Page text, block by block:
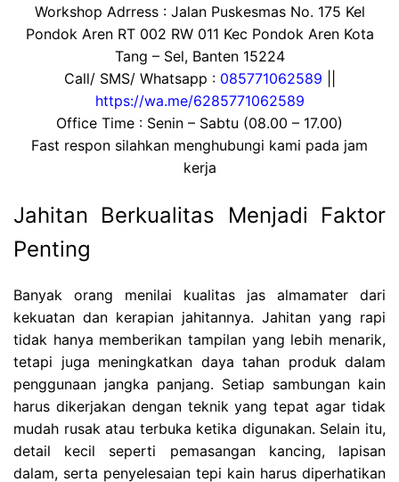
Workshop Adrress : Jalan Puskesmas No. 175 Kel
Pondok Aren RT 002 RW 011 Kec Pondok Aren Kota
Tang – Sel, Banten 15224
Call/ SMS/ Whatsapp : 085771062589
https://wa.me/6285771062589
Office Time : Senin – Sabtu (08.00 – 17.00)
Fast respon silahkan menghubungi kami pada jam
kerja
Jahitan Berkualitas Menjadi Faktor
Penting
Banyak orang menilai kualitas jas almamater dari
kekuatan dan kerapian jahitannya. Jahitan yang rapi
tidak hanya memberikan tampilan yang lebih menarik,
tetapi juga meningkatkan daya tahan produk dalam
penggunaan jangka panjang. Setiap sambungan kain
harus dikerjakan dengan teknik yang tepat agar tidak
mudah rusak atau terbuka ketika digunakan. Selain itu,
detail kecil seperti pemasangan kancing, lapisan
dalam, serta penyelesaian tepi kain harus diperhatikan